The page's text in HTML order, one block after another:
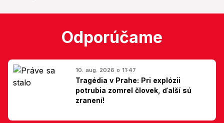
Odporúčame
10. aug. 2026 o 11:47
Tragédia v Prahe: Pri explózii
potrubia zomrel človek, ďalší sú
zranení!